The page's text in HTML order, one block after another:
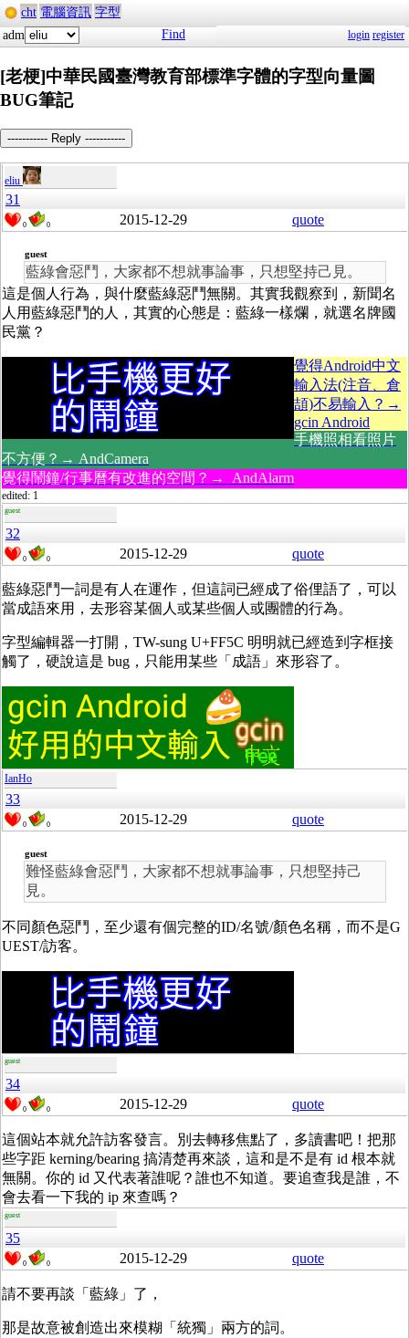
cht 電腦資訊 字型
adm
Find login register
[老梗]中華民國臺灣教育部標準字體的字型向量圖
BUG筆記
----------- Reply -----------
eliu
31
0 0 2015-12-29 quote
guest
藍綠會惡鬥，大家都不想就事論事，只想堅持己見。
這是個人行為，與什麼藍綠惡鬥無關。其實我觀察到，新聞名
人用藍綠惡鬥的人，其實的心態是：藍綠一樣爛，就選名牌國
民黨？
覺得Android中文
輸入法(注音、倉
頡)不易輸入？→
gcin Android
手機照相看照片
不方便？→ AndCamera
覺得鬧鐘/行事曆有改進的空間？→ AndAlarm
edited: 1
guest
32
0 0 2015-12-29 quote
藍綠惡鬥一詞是有人在運作，但這詞已經成了俗俚語了，可以
當成語來用，去形容某個人或某些個人或團體的行為。
字型編輯器一打開，TW-sung U+FF5C 明明就已經造到字框接
觸了，硬說這是 bug，只能用某些「成語」來形容了。
IanHo
33
0 0 2015-12-29 quote
guest
難怪藍綠會惡鬥，大家都不想就事論事，只想堅持己
見。
不同顏色惡鬥，至少還有個完整的ID/名號/顏色名稱，而不是G
UEST/訪客。
guest
34
0 0 2015-12-29 quote
這個站本就允許訪客發言。別去轉移焦點了，多讀書吧！把那
些字距 kerning/bearing 搞清楚再來談，這和是不是有 id 根本就
無關。你的 id 又代表著誰呢？誰也不知道。要追查我是誰，不
會去看一下我的 ip 來查嗎？
guest
35
0 0 2015-12-29 quote
請不要再談「藍綠」了，
那是故意被創造出來模糊「統獨」兩方的詞。